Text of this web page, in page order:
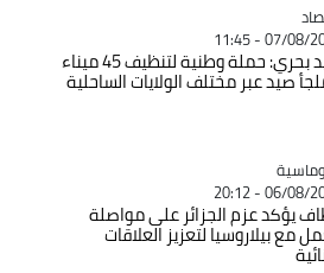
07/08/
صيد بحري: حملة وطنية لتنظيف 45 ميناء
صيد عبر مختلف الولايات الساحلية
06/08/
يؤكد عزم الجزائر على مواصلة
مع بيلاروسيا لتعزيز العلاقات